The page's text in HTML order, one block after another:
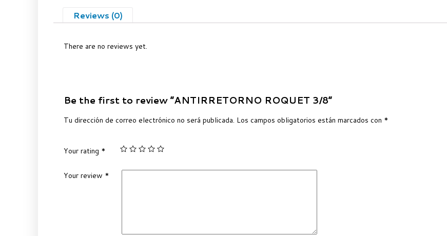
Reviews (0)
There are no reviews yet.
Be the first to review “ANTIRRETORNO ROQUET 3/8”
Tu dirección de correo electrónico no será publicada. Los campos obligatorios están marcados con *
Your rating *
Your review *